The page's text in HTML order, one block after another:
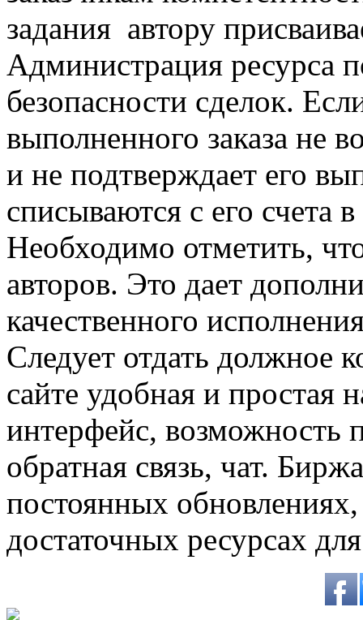
задания автору
Администрация ресурса
безопасности сделок.
выполненного заказа не
и не подтверждает его
списываются с его счета
Необходимо отметить,
авторов. Это дает
качественного
Следует отдать должное
сайте удобная и простая
интерфейс, возможность
обратная связь, чат.
постоянных обновлениях,
достаточных ресурсах